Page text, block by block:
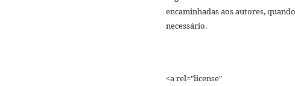
encaminhadas aos autores, quando
necessário.
<a rel="license"